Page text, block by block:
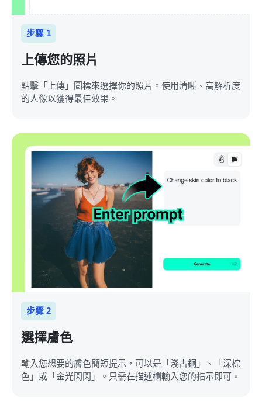
步骤 1
上傳您的照片
點擊「上傳」圖標來選擇你的照片。使用清晰、高解析度
的人像以獲得最佳效果。
步骤 2
選擇膚色
輸入您想要的膚色簡短提示，可以是「淺古銅」、「深棕
色」或「金光閃閃」。只需在描述欄輸入您的指示即可。